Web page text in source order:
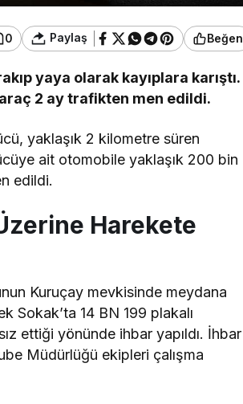
0 Paylaş Beğen
yaya olarak kayıplara karıştı.
2 ay trafikten men edildi.
yaklaşık 2 kilometre süren
ait otomobile yaklaşık 200 bin
edildi.
Harekete
Kuruçay mevkisinde meydana
Sokak’ta 14 BN 199 plakalı
ettiği yönünde ihbar yapıldı. İhbar
Müdürlüğü ekipleri çalışma